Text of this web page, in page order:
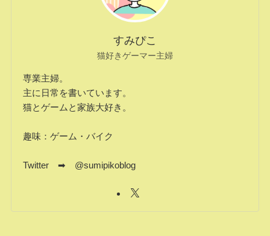
すみぴこ
猫好きゲーマー主婦
専業主婦。
主に日常を書いています。
猫とゲームと家族大好き。
趣味：ゲーム・バイク
Twitter ➡ @sumipikoblog